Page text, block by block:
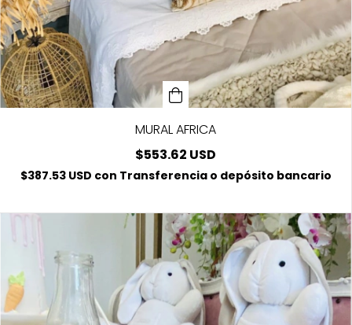
MURAL AFRICA
$553.62 USD
$387.53 USD con Transferencia o depósito bancario